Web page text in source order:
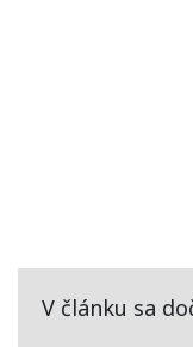
V článku sa